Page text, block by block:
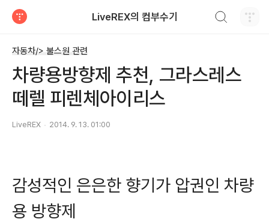
LiveREX의 컴부수기
자동차/> 불스원 관련
차량용방향제 추천, 그라스레스
떼렐 피렌체아이리스
LiveREX 2014. 9. 13. 01:00
감성적인 은은한 향기가 압권인 차량
용 방향제